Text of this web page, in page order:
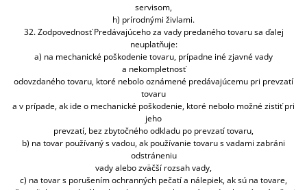
servisom,
h) prírodnými živlami.
32. Zodpovednosť Predávajúceho za vady predaného tovaru sa ďalej
neuplatňuje:
a) na mechanické poškodenie tovaru, prípadne iné zjavné vady
a nekompletnosť
odovzdaného tovaru, ktoré nebolo oznámené predávajúcemu pri prevzatí
tovaru
a v prípade, ak ide o mechanické poškodenie, ktoré nebolo možné zistiť pri
jeho
prevzatí, bez zbytočného odkladu po prevzatí tovaru,
b) na tovar používaný s vadou, ak používanie tovaru s vadami zabráni
odstráneniu
vady alebo zväčší rozsah vady,
c) na tovar s porušením ochranných pečatí a nálepiek, ak sú na tovare,